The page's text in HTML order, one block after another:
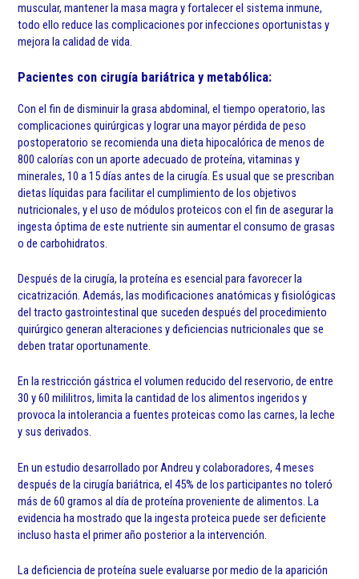
muscular, mantener la masa magra y fortalecer el sistema inmune,
todo ello reduce las complicaciones por infecciones oportunistas y
mejora la calidad de vida.
Pacientes con cirugía bariátrica y metabólica:
Con el fin de disminuir la grasa abdominal, el tiempo operatorio, las
complicaciones quirúrgicas y lograr una mayor pérdida de peso
postoperatorio se recomienda una dieta hipocalórica de menos de
800 calorías con un aporte adecuado de proteína, vitaminas y
minerales, 10 a 15 días antes de la cirugía. Es usual que se prescriban
dietas líquidas para facilitar el cumplimiento de los objetivos
nutricionales, y el uso de módulos proteicos con el fin de asegurar la
ingesta óptima de este nutriente sin aumentar el consumo de grasas
o de carbohidratos.
Después de la cirugía, la proteína es esencial para favorecer la
cicatrización. Además, las modificaciones anatómicas y fisiológicas
del tracto gastrointestinal que suceden después del procedimiento
quirúrgico generan alteraciones y deficiencias nutricionales que se
deben tratar oportunamente.
En la restricción gástrica el volumen reducido del reservorio, de entre
30 y 60 mililitros, limita la cantidad de los alimentos ingeridos y
provoca la intolerancia a fuentes proteicas como las carnes, la leche
y sus derivados.
En un estudio desarrollado por Andreu y colaboradores, 4 meses
después de la cirugía bariátrica, el 45% de los participantes no toleró
más de 60 gramos al día de proteína proveniente de alimentos. La
evidencia ha mostrado que la ingesta proteica puede ser deficiente
incluso hasta el primer año posterior a la intervención.
La deficiencia de proteína suele evaluarse por medio de la aparición